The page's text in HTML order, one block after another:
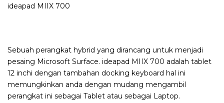
ideapad MIIX 700
Sebuah perangkat hybrid yang dirancang untuk menjadi
pesaing Microsoft Surface. ideapad MIIX 700 adalah tablet
12 inchi dengan tambahan docking keyboard hal ini
memungkinkan anda dengan mudang mengambil
perangkat ini sebagai Tablet atau sebagai Laptop.